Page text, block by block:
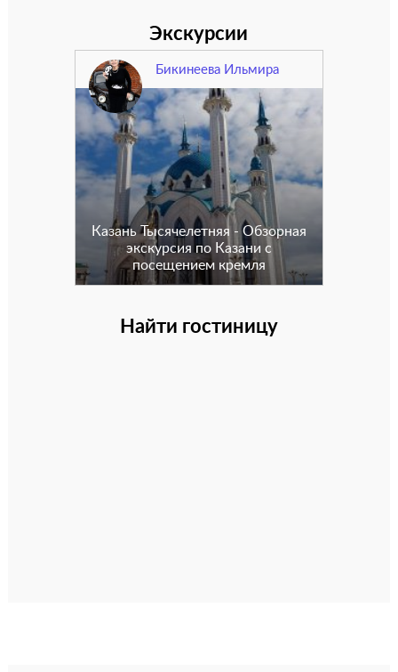
Экскурсии
Бикинеева Ильмира
Казань Тысячелетняя - Обзорная
экскурсия по Казани с
посещением кремля
Найти гостиницу